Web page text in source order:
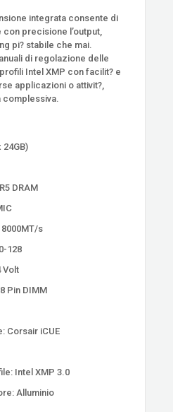
integrata consente di
precisione l’output,
pi? stabile che mai.
di regolazione delle
Intel XMP con facilit? e
applicazioni o attivit?,
complessiva.
24GB)
DRAM
s
128
Volt
Pin DIMM
Corsair iCUE
Intel XMP 3.0
Alluminio